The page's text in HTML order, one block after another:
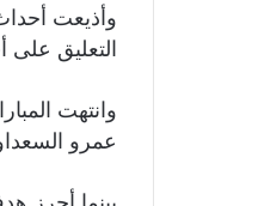
التعليق على
عمرو